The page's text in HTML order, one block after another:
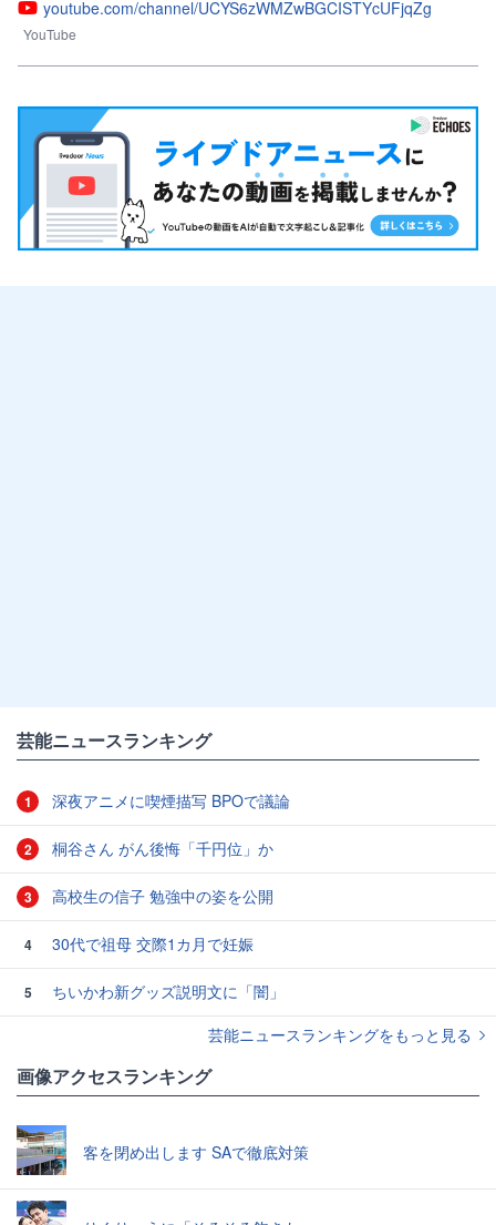
youtube.com/channel/UCYS6zWMZwBGCISTYcUFjqZg
YouTube
芸能ニュースランキング
1 深夜アニメに喫煙描写 BPOで議論
2 桐谷さん がん後悔「千円位」か
3 高校生の信子 勉強中の姿を公開
4 30代で祖母 交際1カ月で妊娠
5
ちいかわ新グッズ説明文に「闇」
芸能ニュースランキングをもっと見る
画像アクセスランキング
客を閉め出します SAで徹底対策